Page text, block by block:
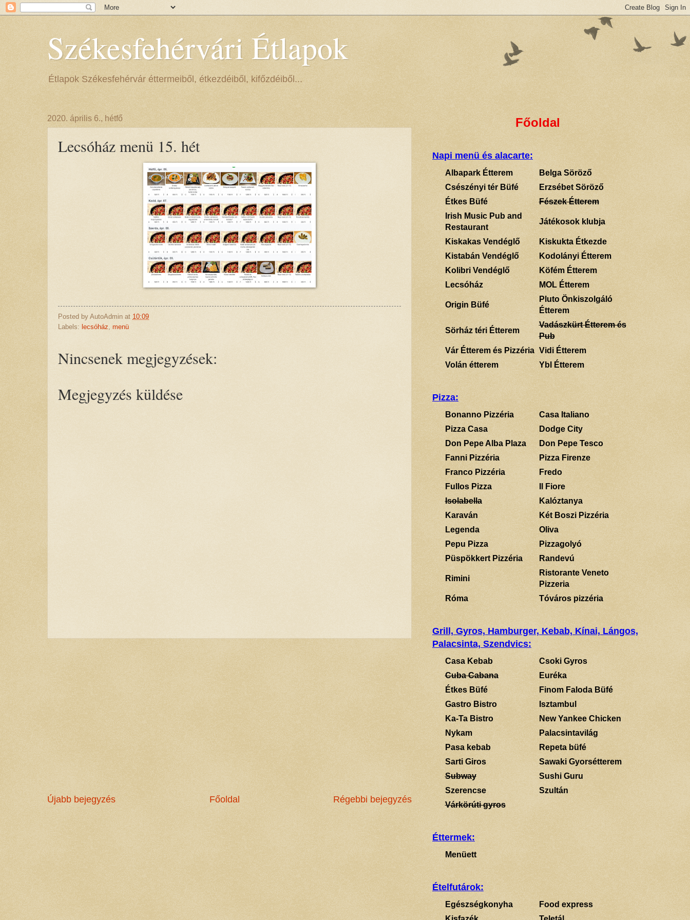
Székesfehérvári Étlapok
Étlapok Székesfehérvár éttermeiből, étkezdéiből, kifőzdéiből...
2020. április 6., hétfő
Lecsóház menü 15. hét
Posted by AutoAdmin at 10:09
Labels: lecsóház menü
Nincsenek megjegyzések:
Megjegyzés küldése
Újabb bejegyzés Régebbi bejegyzés
Főoldal
Főoldal
Napi menü és alacarte:
Albapark Étterem
Belga Söröző
Csészényi tér Büfé
Erzsébet Söröző
Étkes Büfé
Fészek Étterem
Irish Music Pub and
Restaurant
Játékosok klubja
Kiskakas Vendéglő
Kiskukta Étkezde
Kistabán Vendéglő
Kodolányi Étterem
Kolibri Vendéglő
Köfém Étterem
Lecsóház
MOL Étterem
Origin Büfé
Pluto Önkiszolgáló
Étterem
Sörház téri Étterem
Vadászkürt Étterem és
Pub
Vár Étterem és Pizzéria Vidi Étterem
Volán étterem
Ybl Étterem
Pizza:
Bonanno Pizzéria
Casa Italiano
Pizza Casa
Dodge City
Don Pepe Alba Plaza
Don Pepe Tesco
Fanni Pizzéria
Pizza Firenze
Franco Pizzéria
Fredo
Fullos Pizza
Il Fiore
Isolabella
Kalóztanya
Karaván
Két Boszi Pizzéria
Legenda
Oliva
Pepu Pizza
Pizzagolyó
Püspökkert Pizzéria
Randevú
Rimini
Ristorante Veneto
Pizzeria
Róma
Tóváros pizzéria
Grill, Gyros, Hamburger, Kebab, Kínai, Lángos,
Palacsinta, Szendvics:
Casa Kebab
Csoki Gyros
Cuba Cabana
Euréka
Étkes Büfé
Finom Faloda Büfé
Gastro Bistro
Isztambul
Ka-Ta Bistro
New Yankee Chicken
Nykam
Palacsintavilág
Pasa kebab
Repeta büfé
Sarti Giros
Sawaki Gyorsétterem
Subway
Sushi Guru
Szerencse
Szultán
Várkörúti gyros
Éttermek:
Menüett
Ételfutárok:
Egészségkonyha
Food express